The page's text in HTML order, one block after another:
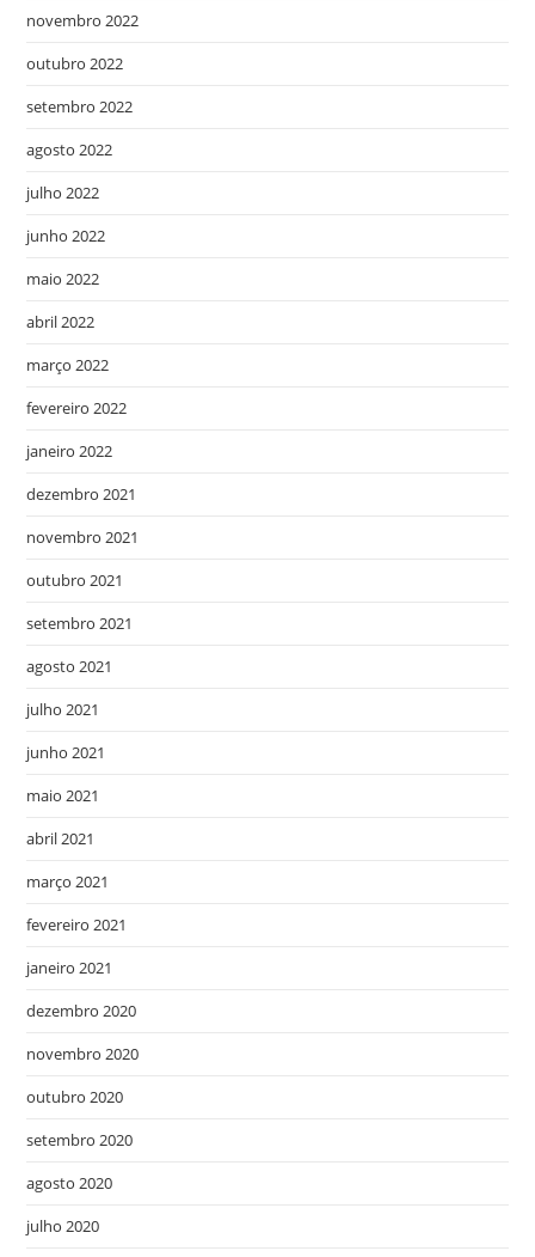
novembro 2022
outubro 2022
setembro 2022
agosto 2022
julho 2022
junho 2022
maio 2022
abril 2022
março 2022
fevereiro 2022
janeiro 2022
dezembro 2021
novembro 2021
outubro 2021
setembro 2021
agosto 2021
julho 2021
junho 2021
maio 2021
abril 2021
março 2021
fevereiro 2021
janeiro 2021
dezembro 2020
novembro 2020
outubro 2020
setembro 2020
agosto 2020
julho 2020